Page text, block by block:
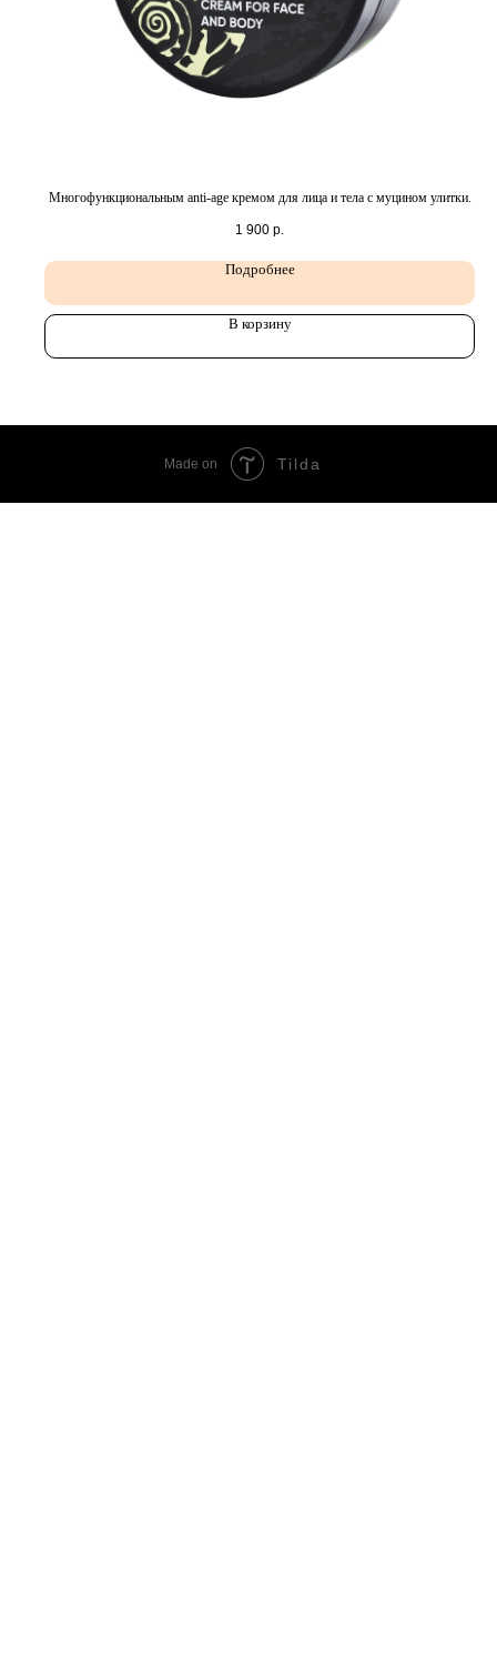
Многофункциональным anti-age кремом для лица и тела с муцином улитки.
1 900 р.
Подробнее
В корзину
Made on Tilda